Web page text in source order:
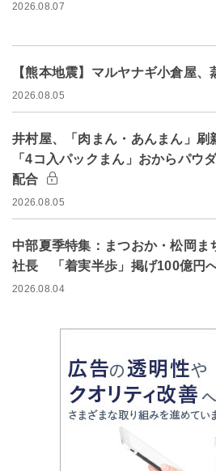
2026.08.07
【熊本地震】マルヤナギ小倉屋、
2026.08.05
井村屋、「肉まん・あんまん」
「4コ入パックまん」おからパウ
配合
2026.08.05
中部夏季特集：まつおか・松岡ま
社長 「着実半歩」掲げ100億円
2026.08.04